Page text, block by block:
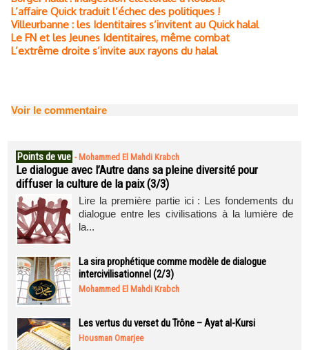
L’affaire Quick traduit l’échec des politiques !
Villeurbanne : les Identitaires s’invitent au Quick halal
Le FN et les Jeunes Identitaires, même combat
L’extrême droite s’invite aux rayons du halal
Voir le commentaire
Points de vue - Mohammed El Mahdi Krabch
Le dialogue avec l’Autre dans sa pleine diversité pour
diffuser la culture de la paix (3/3)
Lire la première partie ici : Les fondements du
dialogue entre les civilisations à la lumière de
la...
La sira prophétique comme modèle de dialogue
intercivilisationnel (2/3)
Mohammed El Mahdi Krabch
Les vertus du verset du Trône – Ayat al-Kursi
Housman Omarjee